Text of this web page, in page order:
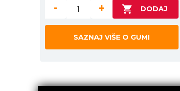
- +
SAZNAJ VIŠE O GUMI